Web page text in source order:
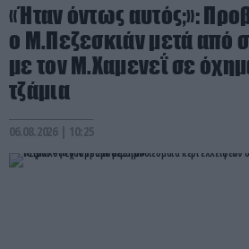
«Ήταν όντως αυτός;»:
ο Μ.Πεζεσκιάν μετά από
με τον Μ.Χαμενεΐ σε
τζάμια
06.08.2026 | 10:25